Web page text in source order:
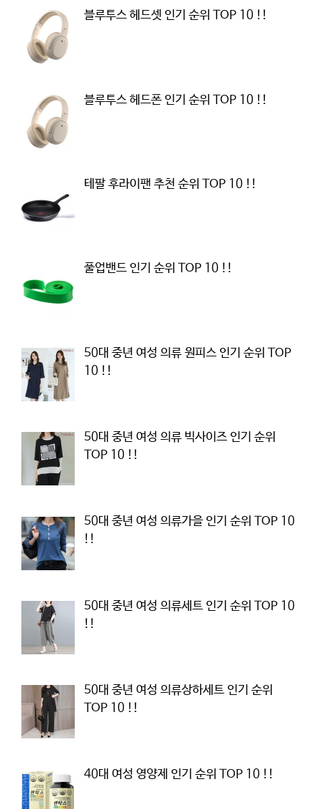
블루투스 헤드셋 인기 순위 TOP 10 !!
블루투스 헤드폰 인기 순위 TOP 10 !!
테팔 후라이팬 추천 순위 TOP 10 !!
풀업밴드 인기 순위 TOP 10 !!
50대 중년 여성 의류 원피스 인기 순위 TOP
10 !!
50대 중년 여성 의류 빅사이즈 인기 순위
TOP 10 !!
50대 중년 여성 의류가을 인기 순위 TOP 10
!!
50대 중년 여성 의류세트 인기 순위 TOP 10
!!
50대 중년 여성 의류상하세트 인기 순위
TOP 10 !!
40대 여성 영양제 인기 순위 TOP 10 !!